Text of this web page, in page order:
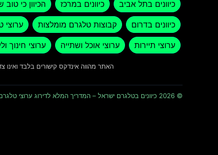
כיוונים בתל אביב
כיוונים במרכז הכיוון כי טוב
כיוונים בדרום קבוצות טלגרם מומלצות ערוצי
ערוצי תיירות ערוצי אוכל ושתייה ערוצי חינוך
האתר מהווה אינדקס קישורים בלבד
© 2026 כיוונים בטלגרם ישראל – המדריך המלא לדירוג ערוצי טלגרם וכיוונים · כל הזכויות שמורות ומוגנות